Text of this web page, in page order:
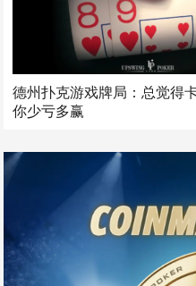
德州扑克游戏牌局：总觉得
你少亏多赢